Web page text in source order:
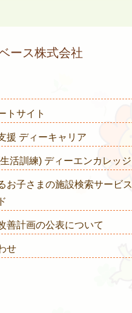
ース株式会社
トサイト
援 ディーキャリア
活訓練) ディーエンカレッジ
お子さまの施設検索サービス
善計画の公表について
せ